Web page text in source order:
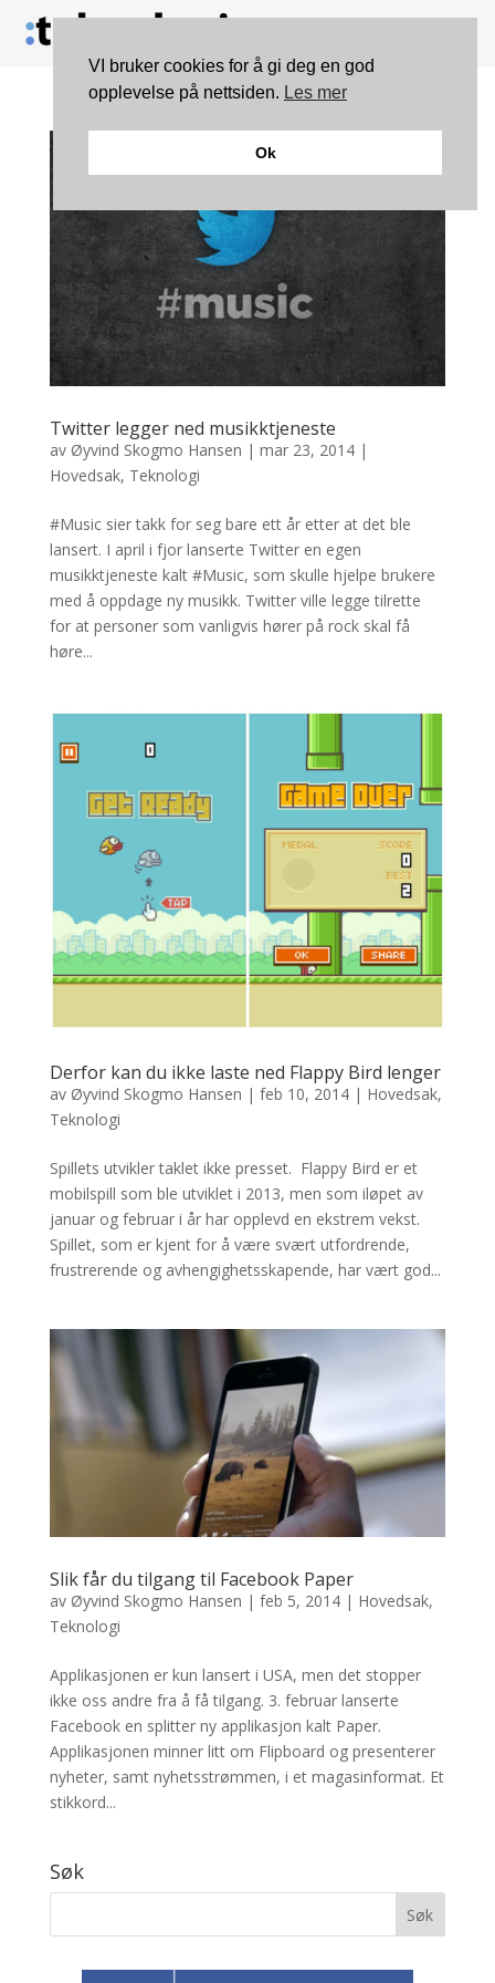
Twitter legger ned musikktjeneste
av Øyvind Skogmo Hansen | mar 23, 2014|
Hovedsak, Teknologi
#Music sier takk for seg bare ett år etter at det ble
lansert. I april i fjor lanserte Twitter en egen
musikktjeneste kalt #Music, som skulle hjelpe brukere
med å oppdage ny musikk. Twitter ville legge tilrette
for at personer som vanligvis hører på rock skal få
høre...
Derfor kan du ikke laste ned Flappy Bird lenger
av Øyvind Skogmo Hansen | feb 10, 2014| Hovedsak,
Teknologi
Spillets utvikler taklet ikke presset. Flappy Bird er et
mobilspill som ble utviklet i 2013, men som iløpet av
januar og februar i år har opplevd en ekstrem vekst.
Spillet, som er kjent for å være svært utfordrende,
frustrerende og avhengighetsskapende, har vært god...
Slik får du tilgang til Facebook Paper
av Øyvind Skogmo Hansen | feb 5, 2014| Hovedsak,
Teknologi
Applikasjonen er kun lansert i USA, men det stopper
ikke oss andre fra å få tilgang. 3. februar lanserte
Facebook en splitter ny applikasjon kalt Paper.
Applikasjonen minner litt om Flipboard og presenterer
nyheter, samt nyhetsstrømmen, i et magasinformat. Et
stikkord...
Søk
VI bruker cookies for å gi deg en god
opplevelse på nettsiden. Les mer
Ok